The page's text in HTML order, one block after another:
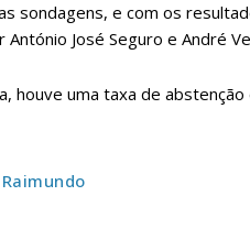
sondagens, e com os
José Seguro e André
houve uma taxa de